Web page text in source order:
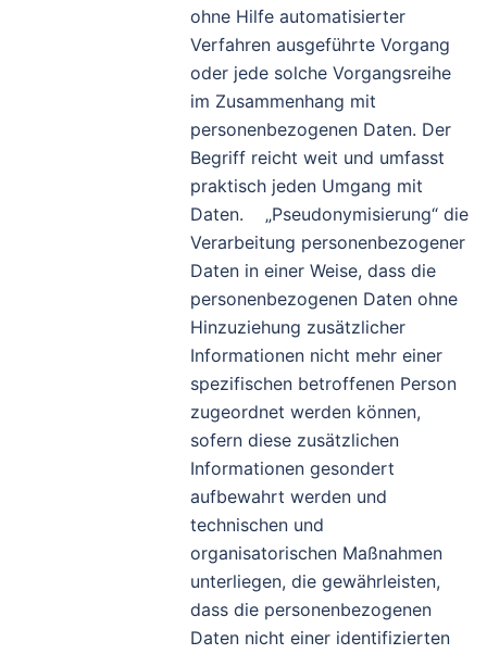
ohne Hilfe automatisierter
Verfahren ausgeführte Vorgang
oder jede solche Vorgangsreihe
im Zusammenhang mit
personenbezogenen Daten. Der
Begriff reicht weit und umfasst
praktisch jeden Umgang mit
Daten. „Pseudonymisierung“ die
Verarbeitung personenbezogener
Daten in einer Weise, dass die
personenbezogenen Daten ohne
Hinzuziehung zusätzlicher
Informationen nicht mehr einer
spezifischen betroffenen Person
zugeordnet werden können,
sofern diese zusätzlichen
Informationen gesondert
aufbewahrt werden und
technischen und
organisatorischen Maßnahmen
unterliegen, die gewährleisten,
dass die personenbezogenen
Daten nicht einer identifizierten